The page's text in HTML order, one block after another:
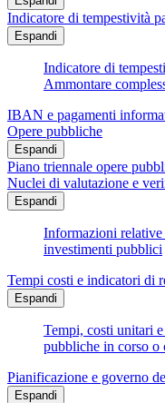
Indicatore di tempestività
Espandi
Indicatore di
Ammontare
IBAN e pagamenti
Opere pubbliche
Espandi
Piano triennale opere
Nuclei di valutazione e
Espandi
Informazioni
investimenti pubblici
Tempi costi e indicatori di
Espandi
Tempi, costi unitari
pubbliche in corso o
Pianificazione e governo
Espandi